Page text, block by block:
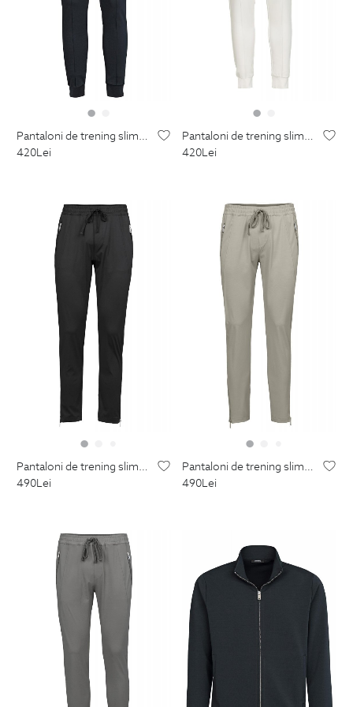
pantaloni de trening slim bleumarin uni
420Lei
pantaloni de trening slim albi uni
420Lei
pantaloni de trening slim negri uni
490Lei
pantaloni de trening slim bej uni
490Lei